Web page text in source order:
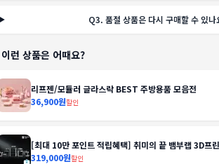
Q3. 품절 상품은 다시 구매할 수 있나
런 상품은 어때요?
리프젠/모듈러 글라스락 BEST 주방용품 모음전
36,900원할인
[최대 10만 포인트 적립혜택] 취미의 끝 뱀부랩 3D프
함)
319,000원할인